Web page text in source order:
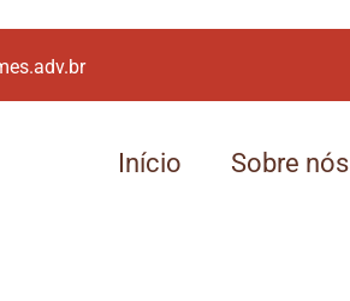
Início Sobre nós